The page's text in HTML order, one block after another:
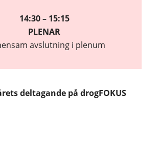
14:30 – 15:15
PLENAR
avslutning i plenum
deltagande på drogFOKUS